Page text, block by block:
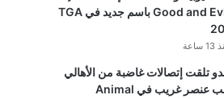
Good and Evil 2 باسم جديد في TGA
ساعة
تلقت إتصالات غاضبة من الأهالي
بسبب عنصر غريب في Animal